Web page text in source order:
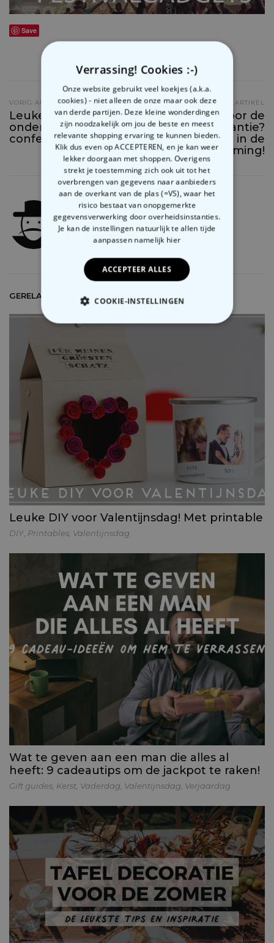
Save
VORIG ARTIKEL
Leuke DIY
onderzetters met
confetti
VOLGEND ARTIKEL
Klaar voor de
zomervakantie?
Geraak alvast in de
stemming!
Jelle De Beucker
GERELATEERDE ARTIKELS
Leuke DIY voor Valentijnsdag! Met printable
DIY Printables Valentijnsdag
Wat te geven aan een man die alles al
heeft: 9 cadeautips om de jackpot te raken!
Gift guides Kerst Vaderdag Valentijnsdag Verjaardag
Verrassing! Cookies :-)
Onze website gebruikt veel koekjes (a.k.a.
cookies) - niet alleen de onze maar ook deze
van derde partijen. Deze kleine wonderdingen
zijn noodzakelijk om jou de beste en meest
relevante shopping ervaring te kunnen bieden.
Klik dus even op ACCEPTEREN, en je kan weer
lekker doorgaan met shoppen. Overigens
strekt je toestemming zich ook uit tot het
overbrengen van gegevens naar aanbieders
aan de overkant van de plas (=VS), waar het
risico bestaat van onopgemerkte
gegevensverwerking door overheidsinstanties.
Je kan de instellingen natuurlijk te allen tijde
aanpassen namelijk hier
ACCEPTEER ALLES
COOKIE-INSTELLINGEN
PERFORMANCE